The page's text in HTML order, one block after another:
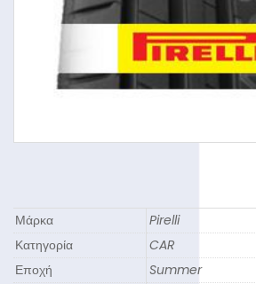
Μάρκα
Pirelli
Κατηγορία
CAR
Εποχή
Summer